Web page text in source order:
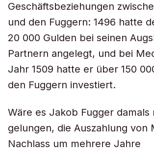
Geschäftsbeziehungen
und den Fuggern: 1496 hatte
20 000 Gulden bei seinen
Partnern angelegt, und bei
Jahr 1509 hatte er über 150
den Fuggern investiert.
Wäre es Jakob Fugger damals
gelungen, die Auszahlung von
Nachlass um mehrere Jahre